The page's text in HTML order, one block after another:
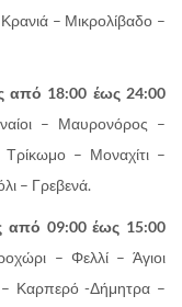
– Μικρολίβαδο –
από 18:00 έως 24:00
– Μαυρονόρος –
– Μοναχίτι –
– Γρεβενά.
από 09:00 έως 15:00
– Φελλί – Άγιοι
– Καρπερό -Δήμητρα –